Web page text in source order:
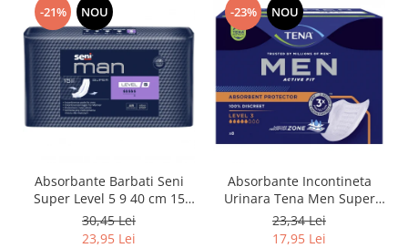
-21% NOU
Absorbante Barbati Seni
Super Level 5 9 40 cm 15
Bucati
30,45 Lei
23,95 Lei
-23% NOU
Absorbante Incontineta
Urinara Tena Men Super
Level 3, 8 bucati
23,34 Lei
17,95 Lei